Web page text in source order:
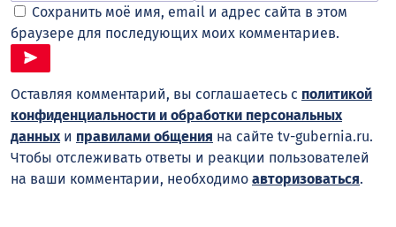
Сохранить моё имя, email и адрес сайта в этом
браузере для последующих моих комментариев.
Оставляя комментарий, вы соглашаетесь с политикой
конфиденциальности и обработки персональных
данных и правилами общения на сайте tv-gubernia.ru.
Чтобы отслеживать ответы и реакции пользователей
на ваши комментарии, необходимо авторизоваться.